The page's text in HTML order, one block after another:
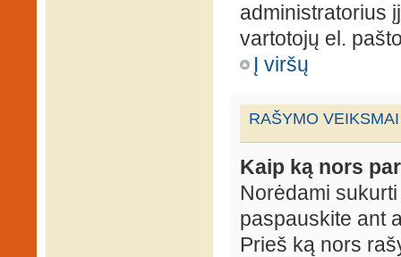
administratorius
vartotojų el.
Į viršų
RAŠYMO VEIKSMAI
Kaip ką nors
Norėdami
paspauskite ant
Prieš ką nors